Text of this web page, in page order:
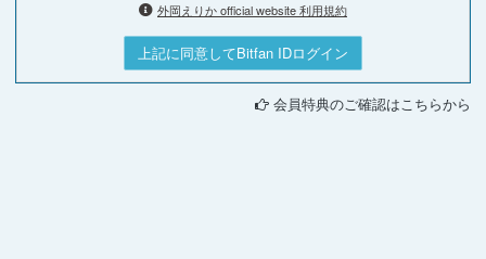
外岡えりか official website 利用規約
上記に同意してBitfan IDログイン
会員特典のご確認はこちらから